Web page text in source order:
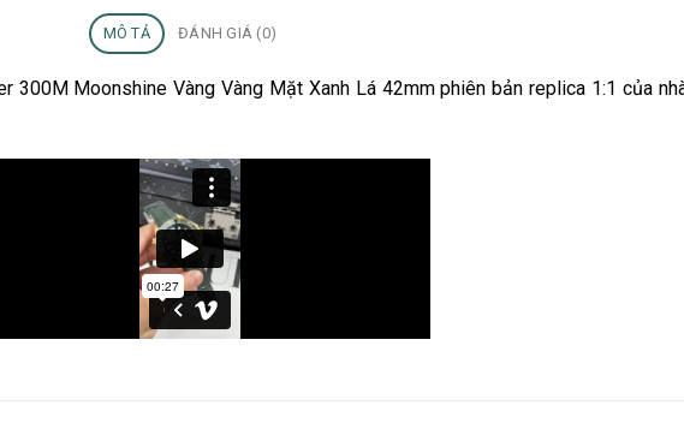
MÔ TẢ ĐÁNH GIÁ (0)
300M Moonshine Vàng Vàng Mặt Xanh Lá 42mm phiên bản replica 1:1 của